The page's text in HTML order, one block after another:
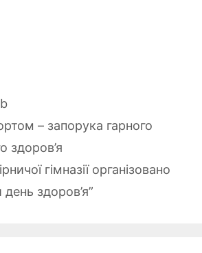
– запорука гарного
здоров’я
гімназії організовано
здоров’я”